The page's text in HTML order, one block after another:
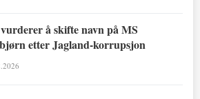
å skifte navn på MS
etter Jagland-korrupsjon